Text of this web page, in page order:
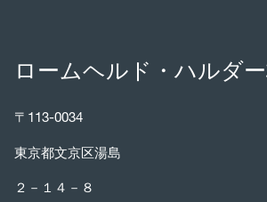
ロームヘルド・ハルダ
〒113-0034
東京都文京区湯島
２－１４－８